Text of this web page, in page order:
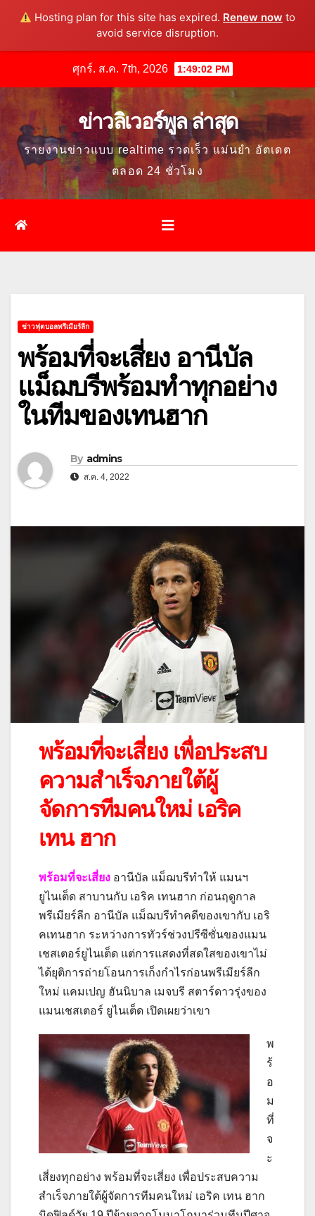
Hosting plan for this site has expired. Renew now to
avoid service disruption.
content
ศุกร์. ส.ค. 7th, 2026 1:49:03 PM
ข่าวลิเวอร์พูล ล่าสุด
รายงานข่าวแบบ realtime รวดเร็ว แม่นยำ อัตเดต
ตลอด 24 ชั่วโมง
ข่าวฟุตบอลพรีเมียร์ลีก
พร้อมที่จะเสี่ยง อานีบัล
แม็ฌบรีพร้อมทำทุกอย่าง
ในทีมของเทนฮาก
By admins
ส.ค. 4, 2022
พร้อมที่จะเสี่ยง เพื่อประสบ
ความสำเร็จภายใต้ผู้
จัดการทีมคนใหม่ เอริค
เทน ฮาก
พร้อมที่จะเสี่ยง อานีบัล แม็ฌบรีทำให้ แมนฯ
ยูไนเต็ด สาบานกับ เอริค เทนฮาก ก่อนฤดูกาล
พรีเมียร์ลีก อานีบัล แม็ฌบรีทำคดีของเขากับ เอริ
คเทนฮาก ระหว่างการทัวร์ช่วงปรีซีซั่นของแมน
เชสเตอร์ยูไนเต็ด แต่การแสดงที่สดใสของเขาไม่
ได้ยุติการถ่ายโอนการเก็งกำไรก่อนพรีเมียร์ลีก
ใหม่ แคมเปญ ฮันนิบาล เมจบรี สตาร์ดาวรุ่งของ
แมนเชสเตอร์ ยูไนเต็ด เปิดเผยว่าเขา
พ
ร้
อ
ม
ที่
จ
ะ
เสี่ยงทุกอย่าง พร้อมที่จะเสี่ยง เพื่อประสบความ
สำเร็จภายใต้ผู้จัดการทีมคนใหม่ เอริค เทน ฮาก